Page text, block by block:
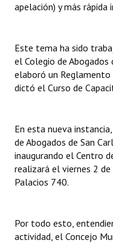
apelación) y más
Este tema ha sido
el Colegio de Abogados
elaboró un
dictó el Curso de
En esta nueva
de Abogados de San
inaugurando el Centro
realizará el viernes 2
Palacios 740.
Por todo esto,
actividad, el Concejo